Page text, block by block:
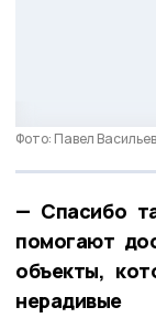
Фото: Павел Васильев
— Спасибо
помогают
объекты,